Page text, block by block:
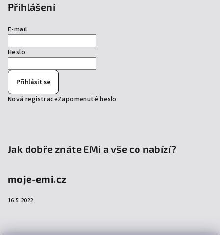
Přihlášení
E-mail
Heslo
Přihlásit se
Nová registraceZapomenuté heslo
Jak dobře znáte EMi a vše co nabízí?
moje-emi.cz
16.5.2022